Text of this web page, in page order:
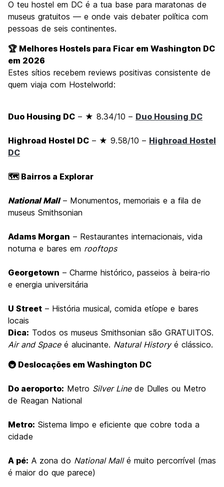
O teu hostel em DC é a tua base para maratonas de
museus gratuitos — e onde vais debater política com
pessoas de seis continentes.
🏆 Melhores Hostels para Ficar em Washington DC
em 2026
Estes sítios recebem reviews positivas consistente de
quem viaja com Hostelworld:
Duo Housing DC – ★ 8.34/10 – Duo Housing DC
Highroad Hostel DC – ★ 9.58/10 – Highroad Hostel
DC
🗺️ Bairros a Explorar
National Mall– Monumentos, memoriais e a fila de
museus Smithsonian
Adams Morgan – Restaurantes internacionais, vida
noturna e bares em rooftops
Georgetown – Charme histórico, passeios à beira-rio
e energia universitária
U Street – História musical, comida etíope e bares
locais
Dica: Todos os museus Smithsonian são GRATUITOS.
Air and Spaceé alucinante. Natural Historyé clássico.
🚇 Deslocações em Washington DC
Do aeroporto: Metro Silver Linede Dulles ou Metro
de Reagan National
Metro: Sistema limpo e eficiente que cobre toda a
cidade
A pé: A zona do National Mallé muito percorrível (mas
é maior do que parece)